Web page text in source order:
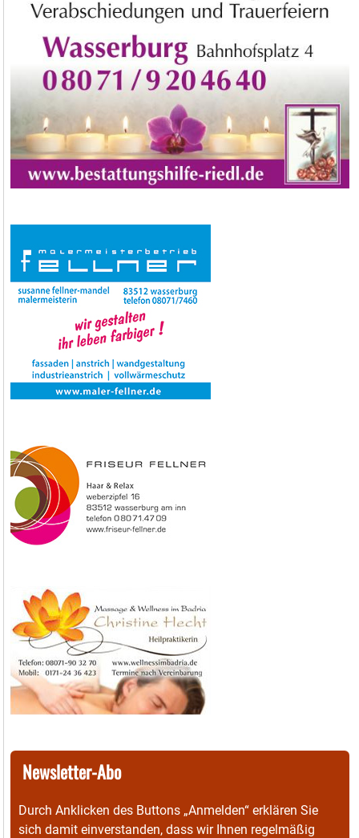
Newsletter-Abo
Durch Anklicken des Buttons „Anmelden“ erklären Sie
sich damit einverstanden, dass wir Ihnen regelmäßig